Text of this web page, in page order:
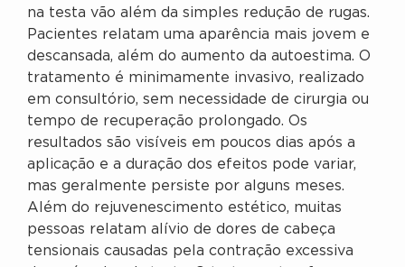
na testa vão além da simples redução de rugas.
Pacientes relatam uma aparência mais jovem e
descansada, além do aumento da autoestima. O
tratamento é minimamente invasivo, realizado
em consultório, sem necessidade de cirurgia ou
tempo de recuperação prolongado. Os
resultados são visíveis em poucos dias após a
aplicação e a duração dos efeitos pode variar,
mas geralmente persiste por alguns meses.
Além do rejuvenescimento estético, muitas
pessoas relatam alívio de dores de cabeça
tensionais causadas pela contração excessiva